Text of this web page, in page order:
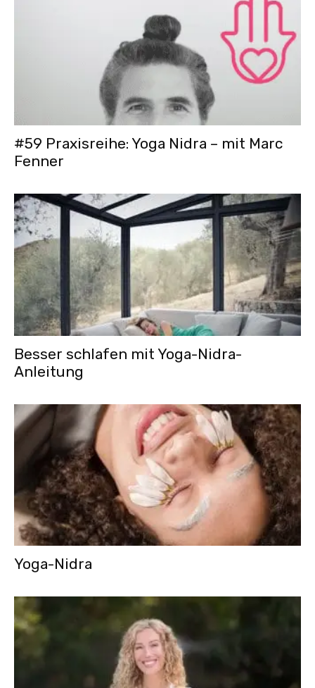
#59 Praxisreihe: Yoga Nidra – mit Marc
Fenner
Besser schlafen mit Yoga-Nidra-
Anleitung
Yoga-Nidra